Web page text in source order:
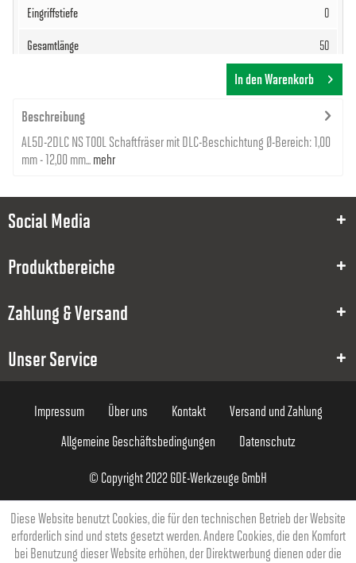
0
50
4
93,00 €
In den Warenkorb
Beschreibung
AL5D-2DLC NS TOOL Schaftfräser mit DLC-Beschichtung Ø-Bereich: 1,00
mm - 12,00 mm...mehr
Social Media
Produktbereiche
Zahlung & Versand
Unser Service
Impressum Über uns Kontakt
Versand und Zahlung
Allgemeine Geschäftsbedingungen
Datenschutz
© Copyright 2022 GDE-Werkzeuge GmbH
Diese Website benutzt Cookies, die für den technischen Betrieb der Website
erforderlich sind und stets gesetzt werden. Andere Cookies, die den Komfort
bei Benutzung dieser Website erhöhen, der Direktwerbung dienen oder die